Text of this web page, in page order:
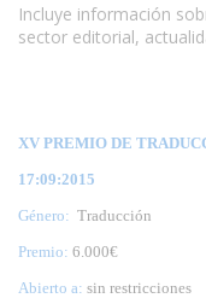
Incluye información
sector editorial,
XV PREMIO DE
17:09:2015
Género: Traducción
Premio: 6.000€
Abierto a: sin restricciones